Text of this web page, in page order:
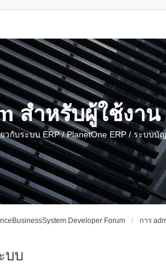
สำหรับผู้ใช้งา
วกับระบบ ERP / PlanetOne ERP / ระบบ
Developer Forum การ
บบ